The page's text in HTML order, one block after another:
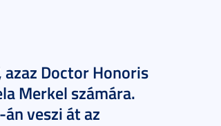
Doctor Honoris
Merkel számára.
veszi át az